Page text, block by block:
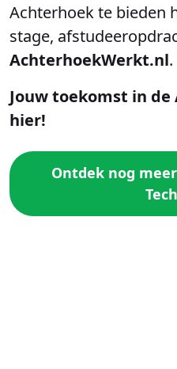
Achterhoek te bieden
stage,
AchterhoekWerkt.nl.
Jouw toekomst in
hier!
Ontdek nog